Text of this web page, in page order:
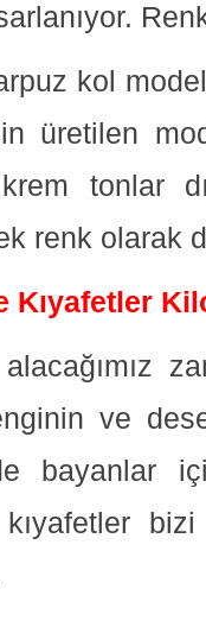
kol
üretilen
tonlar
renk olarak
Kıyafetler
ve
bayanlar